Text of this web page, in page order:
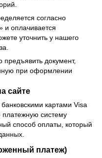
согласно
оплачивается
уточнить у нашего
документ,
при оформлении
сайте
картами Visa
платежную систему
способ оплаты, который
платеж)